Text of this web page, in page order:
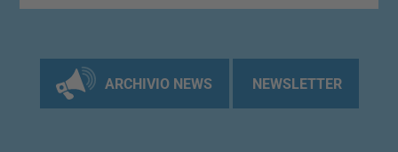
ARCHIVIO NEWS NEWSLETTER